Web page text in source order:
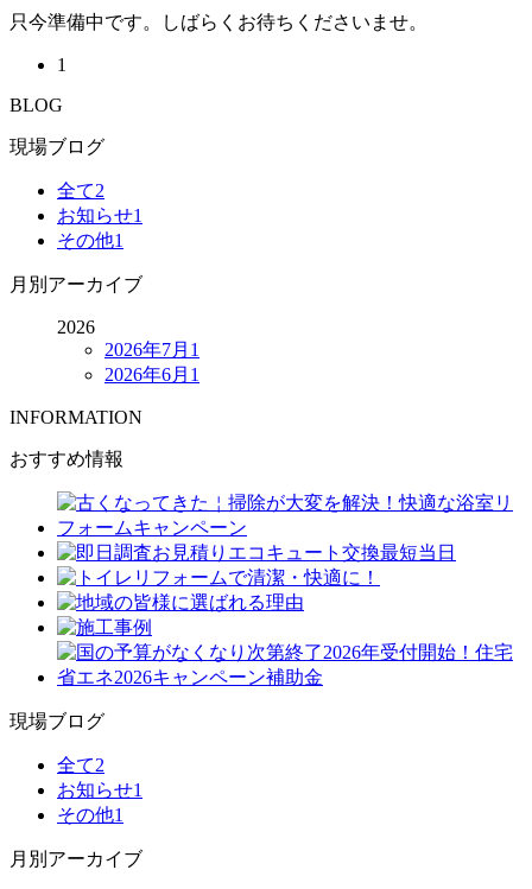
只今準備中です。しばらくお待ちくださいませ。
1
BLOG
現場ブログ
全て2
お知らせ1
その他1
月別アーカイブ
2026
2026年7月 1
2026年6月 1
INFORMATION
おすすめ情報
現場ブログ
全て2
お知らせ1
その他1
月別アーカイブ